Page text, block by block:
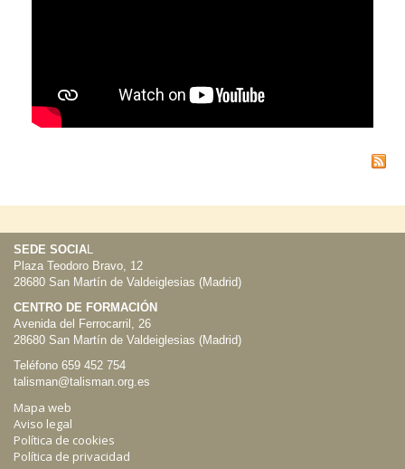
SEDE SOCIAL
Plaza Teodoro Bravo, 12
28680 San Martín de Valdeiglesias (Madrid)
CENTRO DE FORMACIÓN
Avenida del Ferrocarril, 26
28680 San Martín de Valdeiglesias (Madrid)
Teléfono 659 452 754
talisman@talisman.org.es
Mapa web
Aviso legal
Política de cookies
Política de privacidad